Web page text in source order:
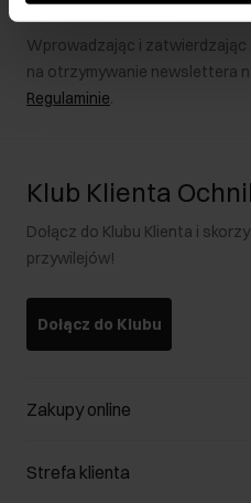
Wprowadzając i
na otrzymywanie newslettera
Regulaminie.
Klub Klienta
Dołącz do Klubu Klienta i
przywilejów!
Dołącz do Klubu
Zakupy online
Zarządzaj cookies
Strefa klienta